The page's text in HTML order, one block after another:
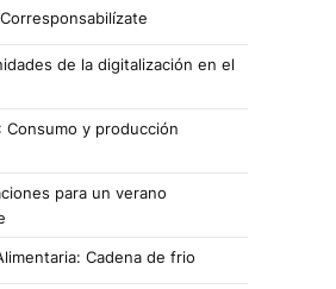
de la digitalización en el
Consumo y producción
para un verano
Cadena de frio